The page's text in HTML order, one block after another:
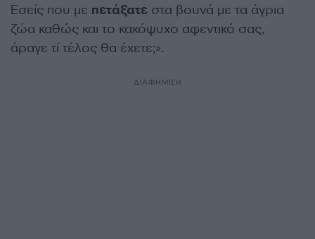
Εσείς που με πετάξατε στα βουνά με τα άγρια
ζώα καθώς και το κακόψυχο αφεντικό σας,
άραγε τί τέλος θα έχετε;».
ΔΙΑΦΗΜΙΣΗ